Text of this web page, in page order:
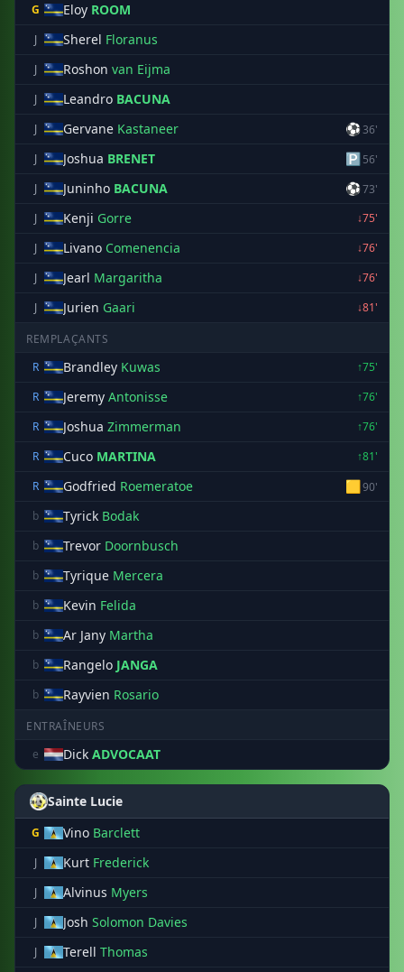
G Eloy ROOM
J Sherel Floranus
J Roshon van Eijma
J Leandro BACUNA
J Gervane Kastaneer ⚽36'
J
Joshua BRENET 🅿56'
J
Juninho BACUNA ⚽73'
J
Kenji Gorre
↓75'
J
Livano Comenencia
↓76'
J
Jearl Margaritha
↓76'
J
Jurien Gaari ↓81'
REMPLAÇANTS
R
Brandley Kuwas
↑75'
R
Jeremy Antonisse
↑76'
R
Joshua Zimmerman
↑76'
R
Cuco MARTINA
↑81'
R
Godfried Roemeratoe 🟨90'
b
Tyrick Bodak
b Trevor Doornbusch
b Tyrique Mercera
b Kevin Felida
b Ar Jany Martha
b Rangelo JANGA
b Rayvien Rosario
ENTRAÎNEURS
e
Dick ADVOCAAT
Sainte Lucie
G Vino Barclett
J Kurt Frederick
J Alvinus Myers
J Josh Solomon Davies
J Terell Thomas